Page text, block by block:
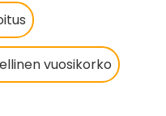
vuosikorko